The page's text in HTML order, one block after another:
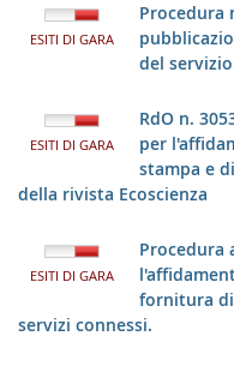
ESITI DI GARA
Procedura
del
ESITI DI GARA
RdO n.
per
stampa e
della rivista Ecoscienza
ESITI DI GARA
Procedura
fornitura di
servizi connessi.